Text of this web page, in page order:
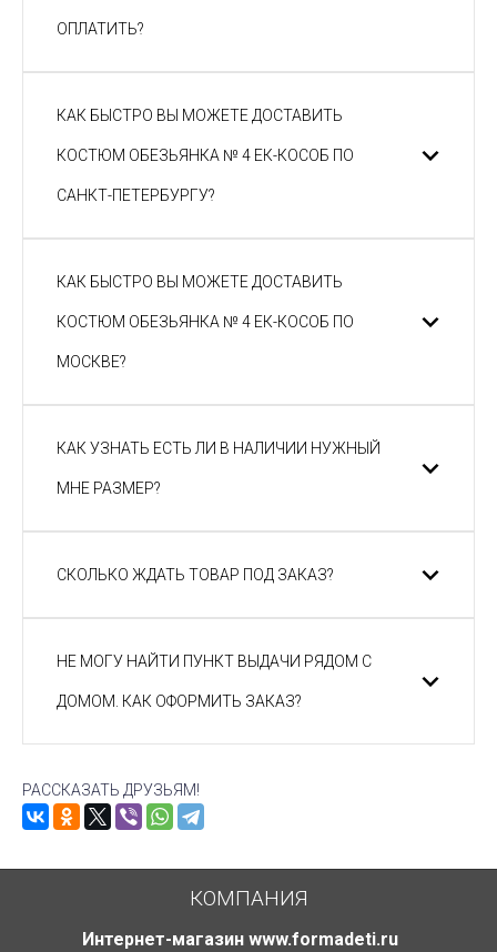
ОПЛАТИТЬ?
КАК БЫСТРО ВЫ МОЖЕТЕ ДОСТАВИТЬ
КОСТЮМ ОБЕЗЬЯНКА № 4 ЕК-КОСОБ ПО
САНКТ-ПЕТЕРБУРГУ?
КАК БЫСТРО ВЫ МОЖЕТЕ ДОСТАВИТЬ
КОСТЮМ ОБЕЗЬЯНКА № 4 ЕК-КОСОБ ПО
МОСКВЕ?
КАК УЗНАТЬ ЕСТЬ ЛИ В НАЛИЧИИ НУЖНЫЙ
МНЕ РАЗМЕР?
СКОЛЬКО ЖДАТЬ ТОВАР ПОД ЗАКАЗ?
НЕ МОГУ НАЙТИ ПУНКТ ВЫДАЧИ РЯДОМ С
ДОМОМ. КАК ОФОРМИТЬ ЗАКАЗ?
РАССКАЗАТЬ ДРУЗЬЯМ!
КОМПАНИЯ
Интернет-магазин www.formadeti.ru